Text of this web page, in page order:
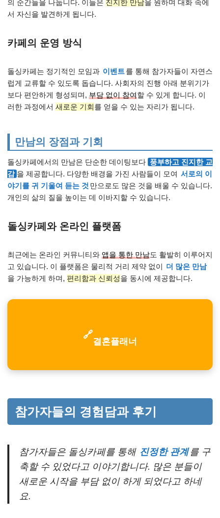
의 순간들을 나눕니다. 이들은 진지한 만남을 원하며 대화 속에
서 자신을 발견하게 됩니다.
카페의 운영 방식
돌싱카페는 정기적인 모임과 이벤트를 통해 참가자들이 자연스
럽게 교류할 수 있도록 돕습니다. 사회자의 진행 아래 분위기가
보다 편안하게 형성되며, 부담 없이 참여할 수 있게 합니다. 이
러한 과정에서 새로운 기회를 얻을 수 있는 자리가 됩니다.
만남의 장점과 기회
돌싱카페에서의 만남은 단순한 데이팅보다 풍부하고 진지한 교
감 을 제공합니다. 다양한 배경을 가진 사람들이 모여 서로의 이
야기를 귀 기울여 듣는 것 만으로도 많은 것을 배울 수 있습니다.
개인의 삶의 질을 높이는 데 이바지할 수 있습니다.
돌싱카페와 온라인 플랫폼
최근에는 온라인 커뮤니티와 앱을 통한 만남도 활발히 이루어지
고 있습니다. 이 플랫폼은 물리적 거리 제약 없이 더 많은 만남
을 가능하게 하며, 편리함과 신뢰성을 동시에 제공합니다.
🔗
결혼플래너
참가자들의 경험담과 후기
참가자들은 돌싱카페를 통해 진정한 관계를 구
축할 수 있었다고 이야기합니다. 많은 분들이
새로운 시작을 부담 없이 하게 되었다고 하네
요.